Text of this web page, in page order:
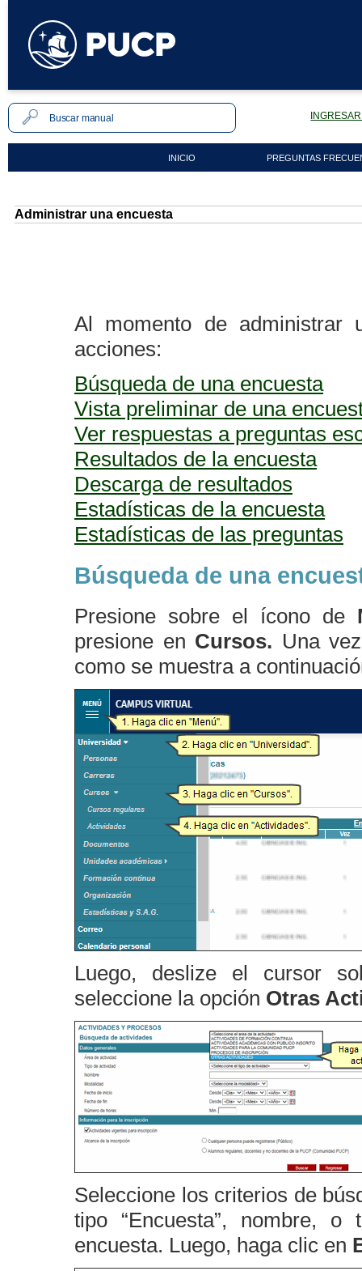
INICIO PREGUNTAS
Administrar una encuesta
Al momento de administrar
acciones:
Búsqueda de una encuesta
Vista preliminar de una
Ver respuestas a preguntas
Resultados de la encuesta
Descarga de resultados
Estadísticas de la encuesta
Estadísticas de las preguntas
Búsqueda de una
Presione sobre el ícono de
presione en Cursos. Una
como se muestra a
Luego, deslize el cursor
seleccione la opción Otras
Seleccione los criterios de
tipo “Encuesta”, nombre,
encuesta. Luego, haga clic en